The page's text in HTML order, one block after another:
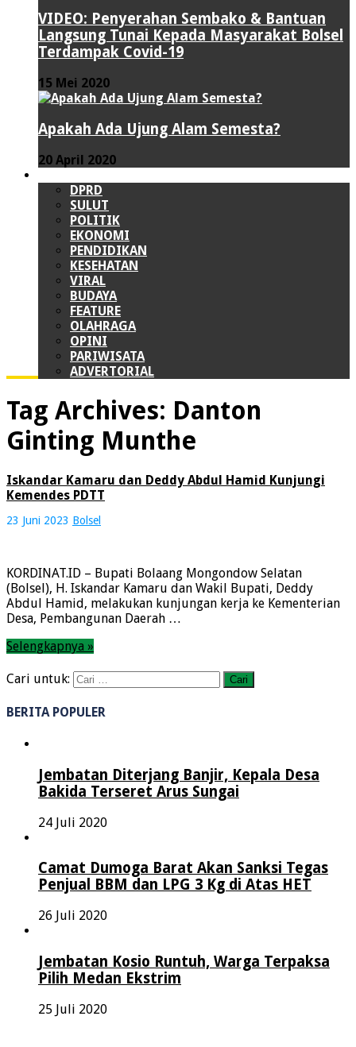
VIDEO: Penyerahan Sembako & Bantuan
Langsung Tunai Kepada Masyarakat Bolsel
Terdampak Covid-19
15 Mei 2020
Apakah Ada Ujung Alam Semesta?
20 April 2020
DPRD
SULUT
POLITIK
EKONOMI
PENDIDIKAN
KESEHATAN
VIRAL
BUDAYA
FEATURE
OLAHRAGA
OPINI
PARIWISATA
ADVERTORIAL
Tag Archives: Danton
Ginting Munthe
Iskandar Kamaru dan Deddy Abdul Hamid Kunjungi
Kemendes PDTT
23 Juni 2023 Bolsel
KORDINAT.ID – Bupati Bolaang Mongondow Selatan
(Bolsel), H. Iskandar Kamaru dan Wakil Bupati, Deddy
Abdul Hamid, melakukan kunjungan kerja ke Kementerian
Desa, Pembangunan Daerah …
Selengkapnya »
Cari untuk:
BERITA POPULER
Jembatan Diterjang Banjir, Kepala Desa
Bakida Terseret Arus Sungai
24 Juli 2020
Camat Dumoga Barat Akan Sanksi Tegas
Penjual BBM dan LPG 3 Kg di Atas HET
26 Juli 2020
Jembatan Kosio Runtuh, Warga Terpaksa
Pilih Medan Ekstrim
25 Juli 2020